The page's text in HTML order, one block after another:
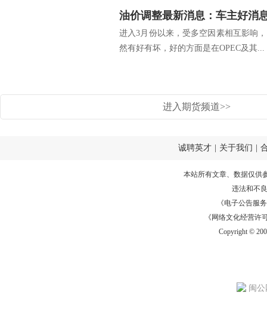
进入3月份以来，受多空因素相互影响
然有好有坏，好的方面是在OPEC及其...
进入期货频道>>
诚聘英才 关于我们
本站所有文章、数据仅供
违法和不
《电子公告服务
《网络文化经营许
Copyright ©
闽公